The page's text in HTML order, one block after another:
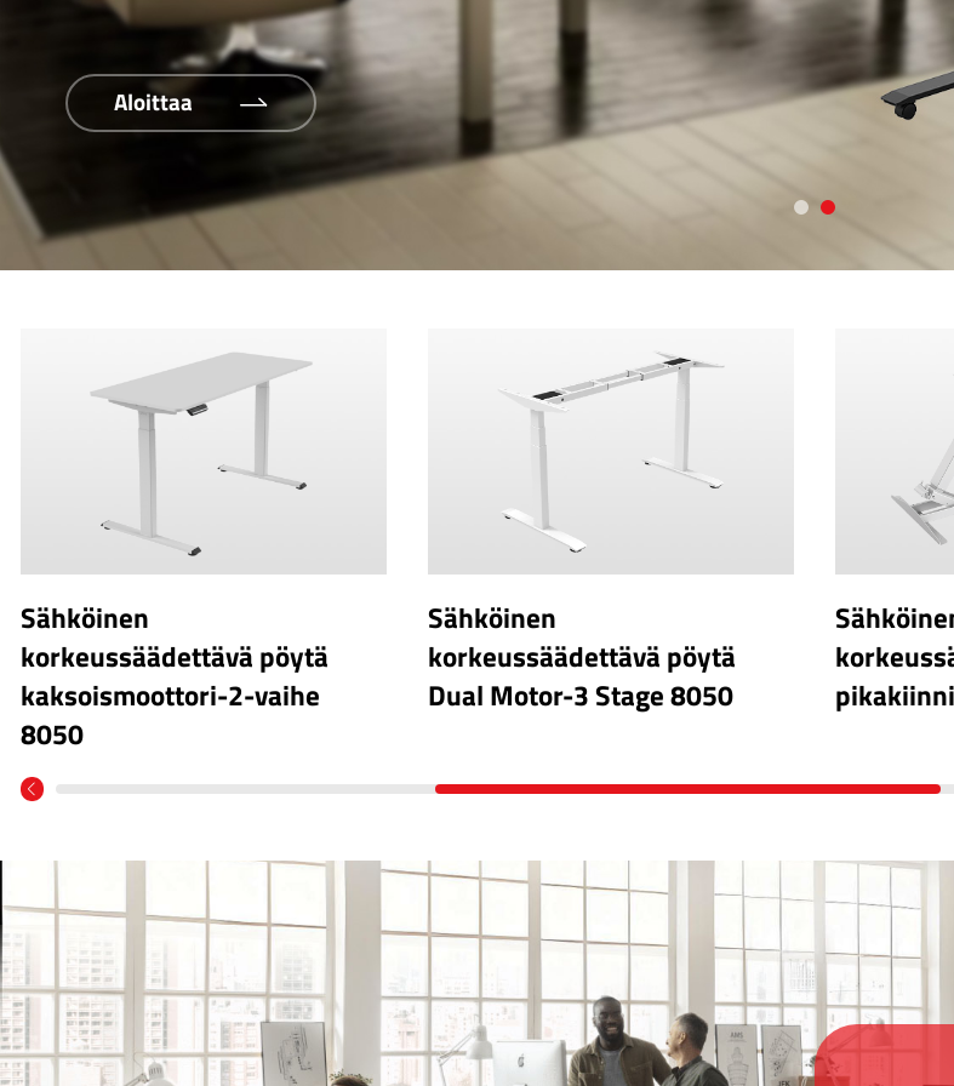
Aloittaa 
Sähköinen
korkeussäädettävä pöytä
kaksoismoottori-2-vaihe
8050
Sähköinen
korkeussäädettävä pöytä
Dual Motor-3 Stage 8050